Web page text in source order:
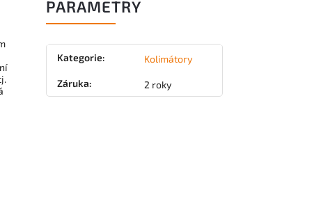
PARAMETRY
Kategorie: Kolimátory
Záruka: 2 roky